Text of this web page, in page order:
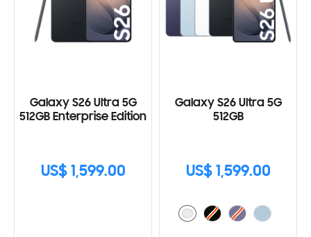
Galaxy S26 Ultra 5G
512GB Enterprise Edition
US$ 1,599.00
Galaxy S26 Ultra 5G
512GB
US$ 1,599.00